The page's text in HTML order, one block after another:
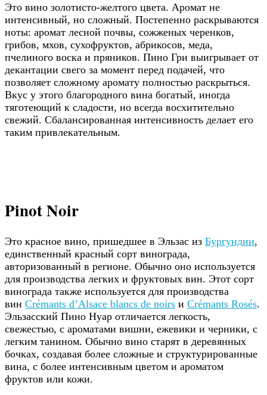
Это вино золотисто-желтого цвета. Аромат не
интенсивный, но сложный. Постепенно раскрываются
ноты: аромат лесной почвы, сожженых черенков,
грибов, мхов, сухофруктов, абрикосов, меда,
пчелиного воска и пряников. Пино Гри выигрывает от
декантации свего за момент перед подачей, что
позволяет сложному аромату полностью раскрыться.
Вкус у этого благородного вина богатый, иногда
тяготеющий к сладости, но всегда восхитительно
свежий. Сбалансированная интенсивность делает его
таким привлекательным.
Pinot Noir
Это красное вино, пришедшее в Эльзас из Бургундии,
единственный красный сорт винограда,
авторизованный в регионе. Обычно оно используется
для производства легких и фруктовых вин. Этот сорт
винограда также используется для производства
вин Crémants d’Alsace blancs de noirs и Crémants Rosés.
Эльзасский Пино Нуар отличается легкость,
свежестью, с ароматами вишни, ежевики и черники, с
легким танином. Обычно вино старят в деревянных
бочках, создавая более сложные и структурированные
вина, с более интенсивным цветом и ароматом
фруктов или кожи.